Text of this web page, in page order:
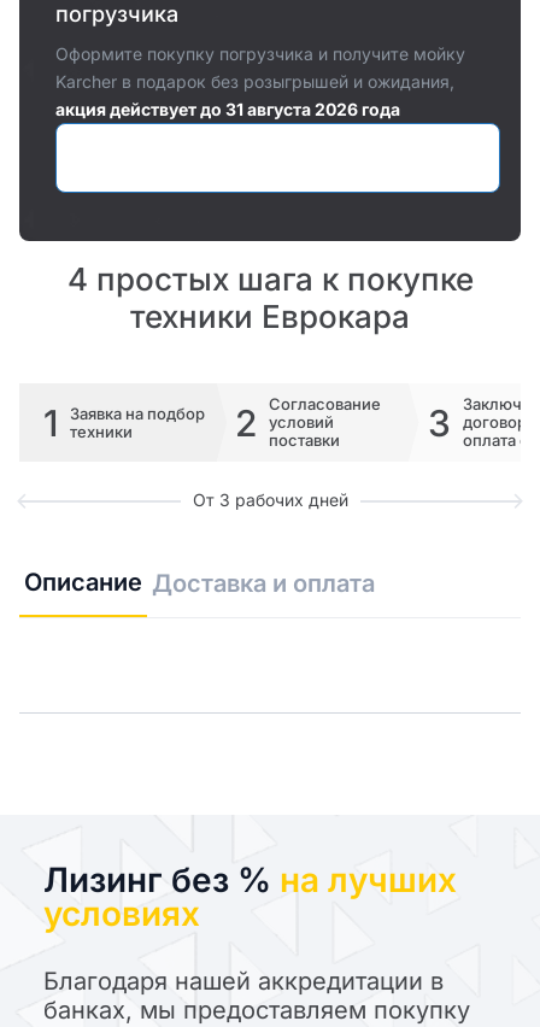
погрузчика
Оформите покупку погрузчика и получите мойку
Karcher в подарок без розыгрышей и ожидания,
акция действует до 31 августа 2026 года
4 простых шага к покупке
техники Еврокара
1
Заявка на подбор
техники
2
Согласование
условий
поставки
3
договора
оплата
От 3 рабочих дней
Описание Доставка и оплата
Лизинг без % на лучших
условиях
Благодаря нашей аккредитации в
банках, мы предоставляем покупку